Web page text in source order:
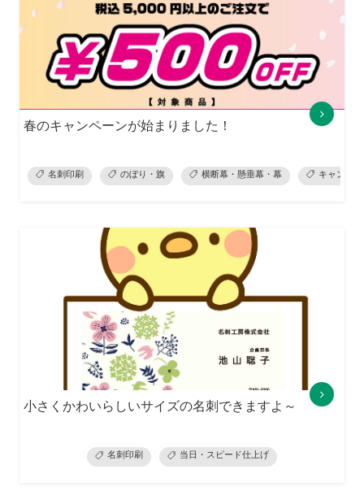
春のキャンペーンが始まりました！
名刺印刷 のぼり・旗 横断幕・懸垂幕・幕 キャンペ
小さくかわいらしいサイズの名刺できますよ～
名刺印刷 当日・スピード仕上げ